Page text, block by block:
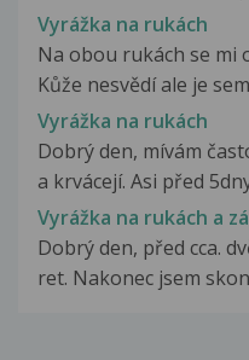
Vyrážka na rukách
Na obou rukách se mi
Kůže nesvědí ale je
Vyrážka na rukách
Dobrý den, mívám
a krvácejí. Asi před
Vyrážka na rukách a
Dobrý den, před cca.
ret. Nakonec jsem